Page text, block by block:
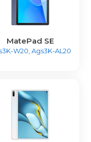
MatePad SE
W20, Ags3K-AL20